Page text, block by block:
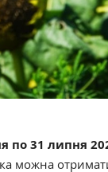
по 31 липня
можна